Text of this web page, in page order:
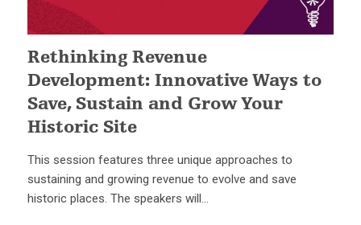
Rethinking Revenue
Development: Innovative Ways to
Save, Sustain and Grow Your
Historic Site
This session features three unique approaches to
sustaining and growing revenue to evolve and save
historic places. The speakers will…